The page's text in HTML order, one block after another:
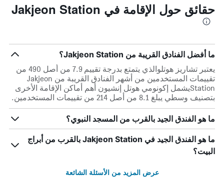
حقائق حول الإقامة في Jakjeon Station
ما أفضل الفنادق القريبة من Jakjeon Station؟
يعتبر تشاريز هوتلوالذي يتمتع بدرجة تقييم 7.9 من أصل 490 من
تقييمات المستخدمين من أشهر الفنادق القريبة من Jakjeon
Stationيشمل إكونومي هوتل إنشيون أهم أماكن الإقامة الأخرى
بتصنيف وسطي يبلغ 8.1 من أصل 214 من تقييمات المستخدمين.
ما هو الفندق الجيد بالقرب من المسجد النبوي؟
ما هو الفندق الجيد في Jakjeon Station بالقرب من أبراج
البيت؟
عرض المزيد من الأسئلة الشائعة